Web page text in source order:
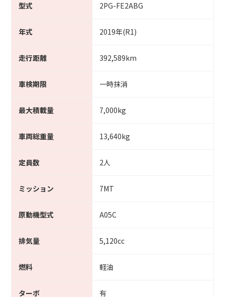
型式 2PG-FE2ABG
年式 2019年(R1)
走行距離 392,589km
車検期限 一時抹消
最大積載量 7,000kg
車両総重量 13,640kg
定員数 2人
ミッション 7MT
原動機型式 A05C
排気量 5,120cc
燃料 軽油
ターボ 有